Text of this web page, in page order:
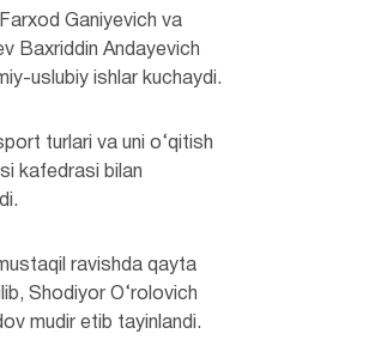
Ganiyevich va
Baxriddin Andayevich
uslubiy ishlar kuchaydi.
turlari va uni o‘qitish
kafedrasi bilan
ravishda qayta
Shodiyor O‘rolovich
mudir etib tayinlandi.